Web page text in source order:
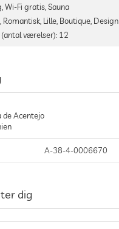
Wi-Fi gratis, Sauna
Romantisk, Lille, Boutique, Design
værelser): 12
de Acentejo
A-38-4-0006670
dig